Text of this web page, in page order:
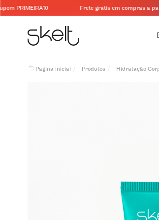
Frete grátis em compras a partir
Procurar produtosProdutos Hidratação